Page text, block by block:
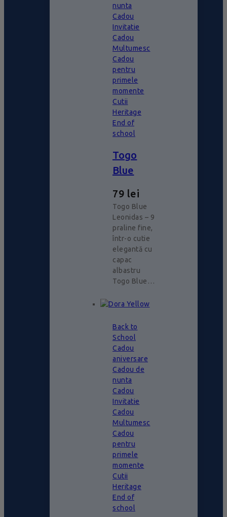
nunta
Cadou
Invitatie
Cadou
Multumesc
Cadou
pentru
primele
momente
Cutii
Heritage
End of
school
Togo
Blue
79 lei
Togo Blue
Leonidas – 9
praline fine,
într-o cutie
elegantă cu
capac
albastru
Togo Blue…
Back to
School
Cadou
aniversare
Cadou de
nunta
Cadou
Invitatie
Cadou
Multumesc
Cadou
pentru
primele
momente
Cutii
Heritage
End of
school